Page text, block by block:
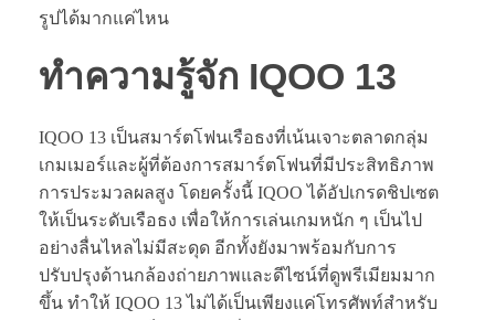
รูปได้มากแค่ไหน
ทำความรู้จัก IQOO 13
IQOO 13 เป็นสมาร์ตโฟนเรือธงที่เน้นเจาะตลาดกลุ่ม
เกมเมอร์และผู้ที่ต้องการสมาร์ตโฟนที่มีประสิทธิภาพ
การประมวลผลสูง โดยครั้งนี้ IQOO ได้อัปเกรดชิปเซต
ให้เป็นระดับเรือธง เพื่อให้การเล่นเกมหนัก ๆ เป็นไป
อย่างลื่นไหลไม่มีสะดุด อีกทั้งยังมาพร้อมกับการ
ปรับปรุงด้านกล้องถ่ายภาพและดีไซน์ที่ดูพรีเมียมมาก
ขึ้น ทำให้ IQOO 13 ไม่ได้เป็นเพียงแค่โทรศัพท์สำหรับ